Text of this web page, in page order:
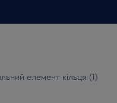
елемент кільця (1)